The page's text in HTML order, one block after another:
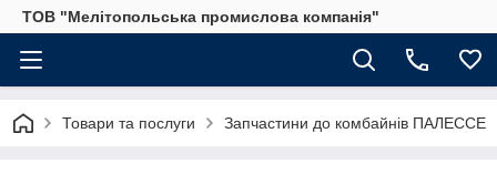
ТОВ "Мелітопольська промислова компанія"
Товари та послуги Запчастини до комбайнів ПАЛЕССЕ